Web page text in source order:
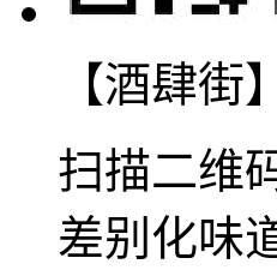
【酒肆街
扫描二维
差别化味